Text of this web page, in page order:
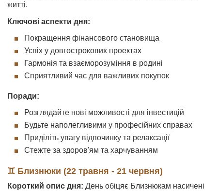
житті.
Ключові аспекти дня:
Покращення фінансового становища
Успіх у довгострокових проектах
Гармонія та взаєморозуміння в родині
Сприятливий час для важливих покупок
Поради:
Розглядайте нові можливості для інвестицій
Будьте наполегливими у професійних справах
Приділіть увагу відпочинку та релаксації
Стежте за здоров'ям та харчуванням
♊ Близнюки (22 травня - 21 червня)
Короткий опис дня: День обіцяє Близнюкам насичені